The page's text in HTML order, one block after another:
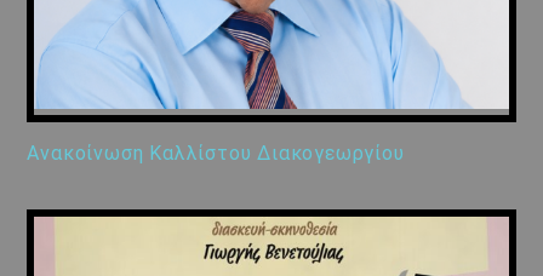
Ανακοίνωση Καλλίστου Διακογεωργίου